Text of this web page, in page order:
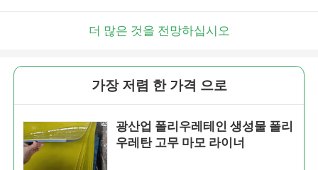
더 많은 것을 전망하십시오
가장 저렴 한 가격 으로
광산업 폴리우레테인 생성물 폴리
우레탄 고무 마모 라이너